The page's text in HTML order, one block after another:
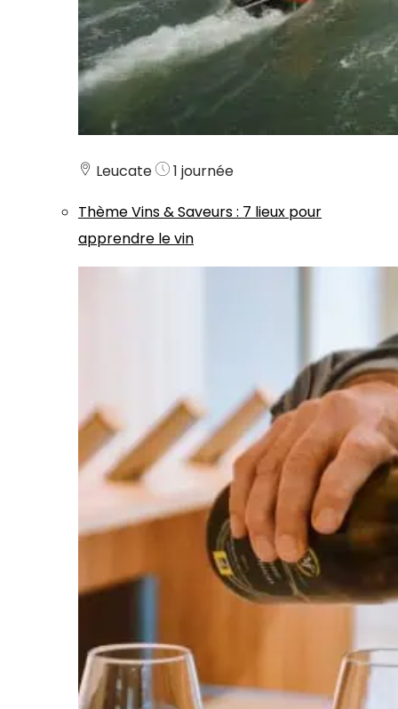
Leucate
1 journée
ThèmeVins & Saveurs: 7 lieux pour
apprendre le vin